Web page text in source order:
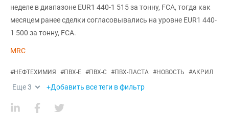
неделе в диапазоне EUR1 440-1 515 за тонну, FCA, тогда как
месяцем ранее сделки согласовывались на уровне EUR1 440-
1 500 за тонну, FCA.
MRC
#НЕФТЕХИМИЯ #ПВХ-Е #ПВХ-С #ПВХ-ПАСТА #НОВОСТЬ #АКРИЛ
Еще3 +Добавить все теги в фильтр